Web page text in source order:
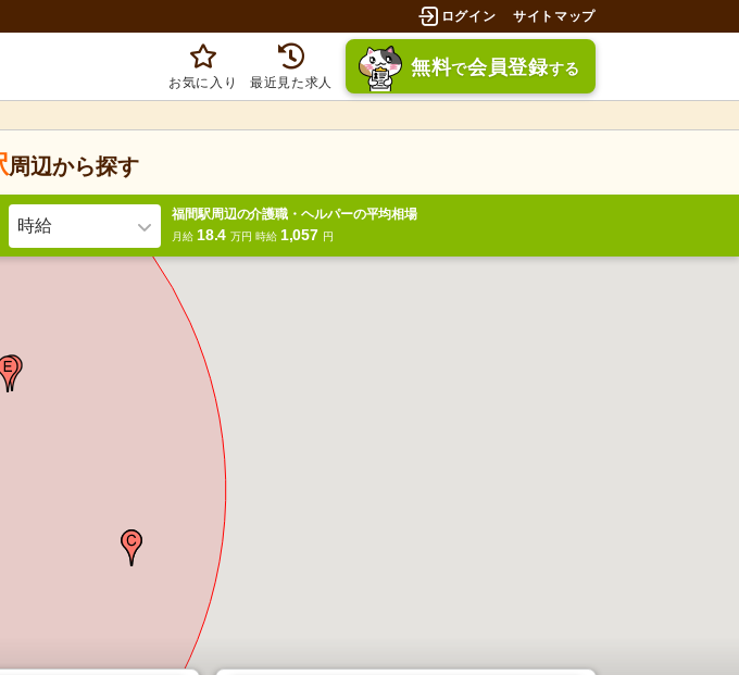
ログイン サイトマップ
お気に入り 最近見た求人
無料で会員登録する
周辺から探す
時給
福間駅周辺の介護職・ヘルパーの平均相場
月給 18.4万円 時給 1,057 円